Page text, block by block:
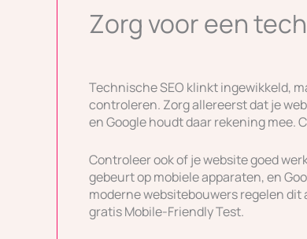
Zorg voor een
Technische SEO klinkt ingewikkeld,
controleren. Zorg allereerst dat je
en Google houdt daar rekening mee.
Controleer ook of je website goed
gebeurt op mobiele apparaten, en
moderne websitebouwers regelen dit
gratis Mobile-Friendly Test.